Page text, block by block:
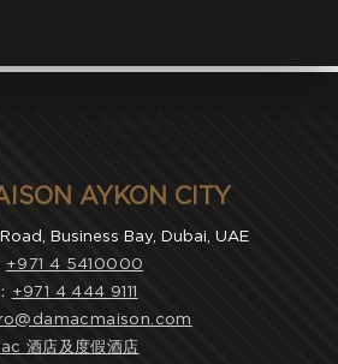
AYKON CITY
Business Bay, Dubai, UAE
+971 4 5410000
+971 4 444 9111
酒店及度假酒店